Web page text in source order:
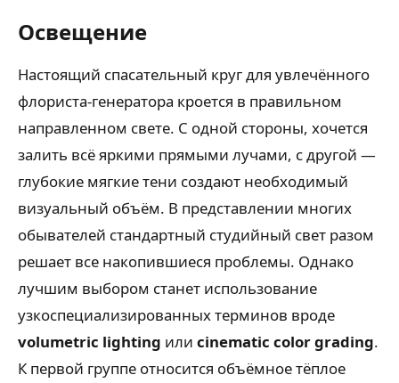
Освещение
Настоящий спасательный круг для увлечённого
флориста-генератора кроется в правильном
направленном свете. С одной стороны, хочется
залить всё яркими прямыми лучами, с другой —
глубокие мягкие тени создают необходимый
визуальный объём. В представлении многих
обывателей стандартный студийный свет разом
решает все накопившиеся проблемы. Однако
лучшим выбором станет использование
узкоспециализированных терминов вроде
volumetric lighting или cinematic color grading.
К первой группе относится объёмное тёплое